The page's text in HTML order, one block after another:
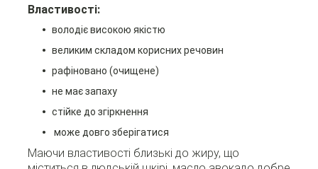
Властивості:
володіє високою якістю
великим складом корисних речовин
рафіновано (очищене)
не має запаху
стійке до згіркнення
може довго зберігатися
Маючи властивості близькі до жиру, що